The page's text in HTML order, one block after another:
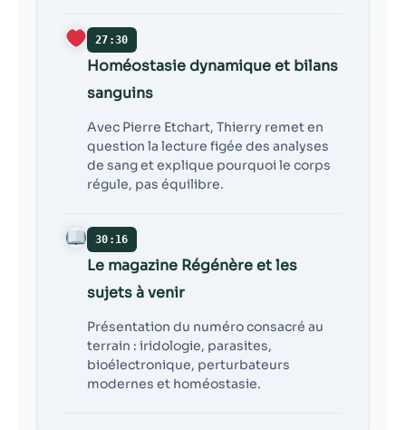
27:30
Homéostasie dynamique et bilans
sanguins
Avec Pierre Etchart, Thierry remet en
question la lecture figée des analyses
de sang et explique pourquoi le corps
régule, pas équilibre.
30:16
Le magazine Régénère et les
sujets à venir
Présentation du numéro consacré au
terrain : iridologie, parasites,
bioélectronique, perturbateurs
modernes et homéostasie.